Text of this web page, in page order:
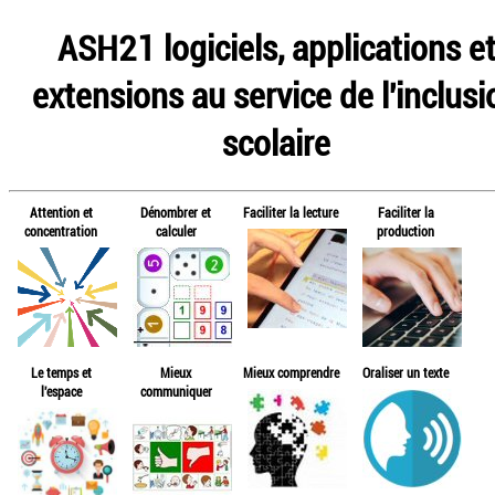
ASH21 logiciels, applications et
extensions au service de
scolaire
Attention et
concentration
Dénombrer et
calculer
Faciliter la lecture
Faciliter la
production
Le temps et
l'espace
Mieux
communiquer
Mieux comprendre Oraliser un texte